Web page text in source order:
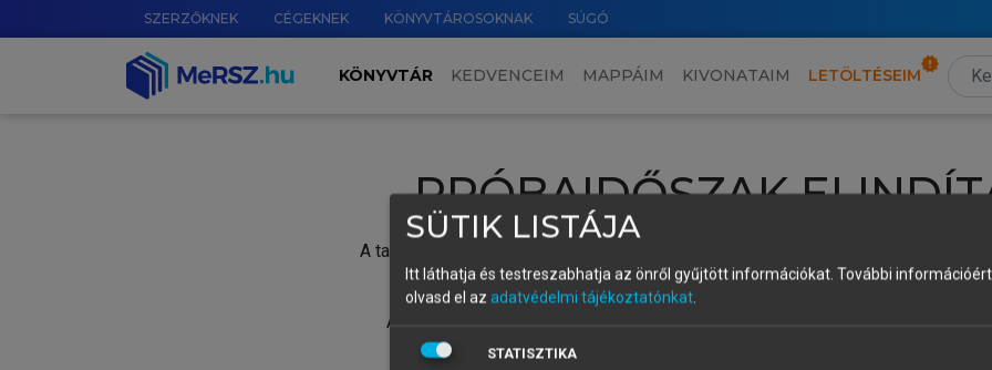
SZERZŐKNEK CÉGEKNEK KÖNYVTÁROSOKNAK SÚGÓ
KÖNYVTÁR KEDVENCEIM MAPPÁIM KIVONATAIM LETÖLTÉSEIM
PRÓBAIDŐSZAK
A tartalom megtekintéséhez lépj be a saját fiókoddal, iskolai azonosítóddal vagy
Új felhasználóként1 óra díjmentes hozzáférésrevagy
A próbaidőszak elindításához,
vagy hozz
A regisztráció után a
SÜTIK LISTÁJA
Itt láthatja és testreszabhatja az önről gyűjtött információkat. További
olvasd el az adatvédelmi tájékoztatónkat.
STATISZTIKA